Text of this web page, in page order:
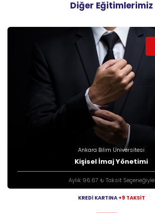
Diğer Eğitimlerimiz
Ankara Bilim Üniversitesi
Kişisel İmaj Yönetimi
Aylık 96.67 ₺ Taksit Seçeneğiyle
KREDİ KARTINA +9 TAKSİT